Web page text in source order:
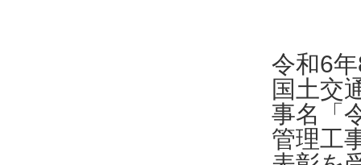
令和6
国土交
事名「
管理工